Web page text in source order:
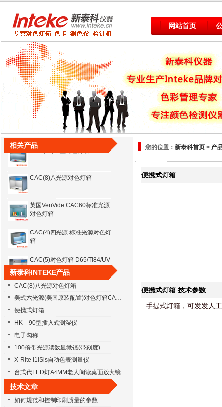
网站首页
相关产品
CAC(4)四光源 标准光源对色灯
箱
CAC(5)对色灯箱 D65/Tl84/UV
CAC(6)六光源 标准光源对色灯
CAC(6B)大型对色灯箱
CAC(8)八光源对色灯箱
英国VeriVide CAC60标准光源
对色灯箱
CAC(4)四光源 标准光源对色灯
箱
CAC(5)对色灯箱 D65/Tl84/UV
CAC(6)六光源 标准光源对色灯
CAC(6B)大型对色灯箱
CAC(8)八光源对色灯箱
对色灯箱
新泰科INTEKE产品
CAC(8)八光源对色灯箱
美式六光源(美国原装配置)对色灯箱CAC(M)
便携式灯箱
HK－90型插入式测湿仪
电子勾称
100倍带光源读数显微镜(带刻度)
X-Rite i1iSis自动色表测量仪
台式代LED灯A4MM老人阅读桌面放大镜
技术文章
如何规范和控制印刷质量的参数
您的位置： 新泰科首页 > 产
便携式灯箱
便携式灯箱 技术参数
手提式灯箱，可发发人